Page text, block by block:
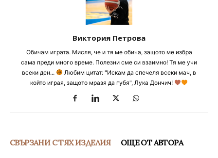
Виктория Петрова
Обичам играта. Мисля, че и тя ме обича, защото ме избра
сама преди много време. Полезни сме си взаимно! Тя ме учи
всеки ден...
Любим цитат: "Искам да спечеля всеки мач, в
който играя, защото мразя да губя", Лука Дончич!
СВЪРЗАНИ С ТЯХ ИЗДЕЛИЯ ОЩЕ ОТ АВТОРА